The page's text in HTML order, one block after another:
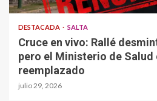
DESTACADA SALTA
Cruce en vivo: Rallé
pero el Ministerio de
reemplazado
julio 29, 2026